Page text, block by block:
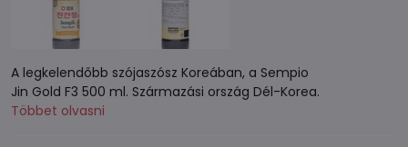
A legkelendőbb szójaszósz Koreában, a Sempio
Jin Gold F3 500 ml. Származási ország Dél-Korea.
Többet olvasni